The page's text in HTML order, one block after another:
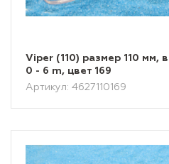
Viper (110) размер 110 мм,
0 - 6 m, цвет 169
Артикул: 4627110169